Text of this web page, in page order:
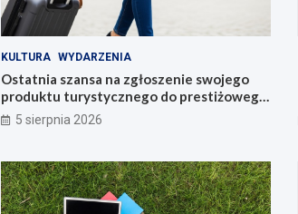
KULTURA WYDARZENIA
Ostatnia szansa na zgłoszenie swojego
produktu turystycznego do prestiżowego
konkursu POT
5 sierpnia 2026